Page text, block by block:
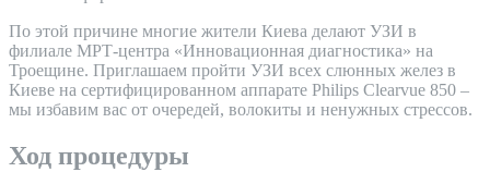
По этой причине многие жители Киева делают УЗИ в
филиале МРТ-центра «Инновационная диагностика» на
Троещине. Приглашаем пройти УЗИ всех слюнных желез в
Киеве на сертифицированном аппарате Philips Clearvue 850 –
мы избавим вас от очередей, волокиты и ненужных стрессов.
Ход процедуры